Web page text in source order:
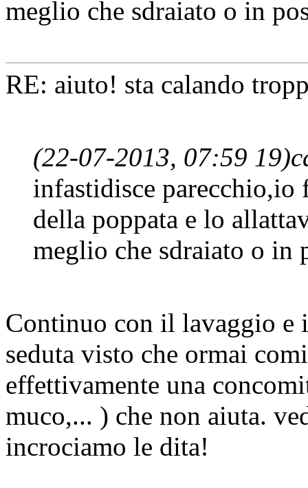
meglio che sdraiato o in
RE: aiuto! sta calando
(22-07-2013, 07:59 19)
infastidisce
della poppata e lo
meglio che sdraiato o in
Continuo con il lavaggio e
seduta visto che ormai
effettivamente una
muco,... ) che non aiuta.
incrociamo le dita!